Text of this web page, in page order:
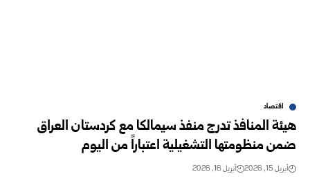
اقتصاد
هيئة المنافذ تدرج منفذ سيمالكا مع كردستان العراق
ضمن منظومتها التشغيلية اعتباراً من اليوم
أبريل 15, 2026 أبريل 16, 2026